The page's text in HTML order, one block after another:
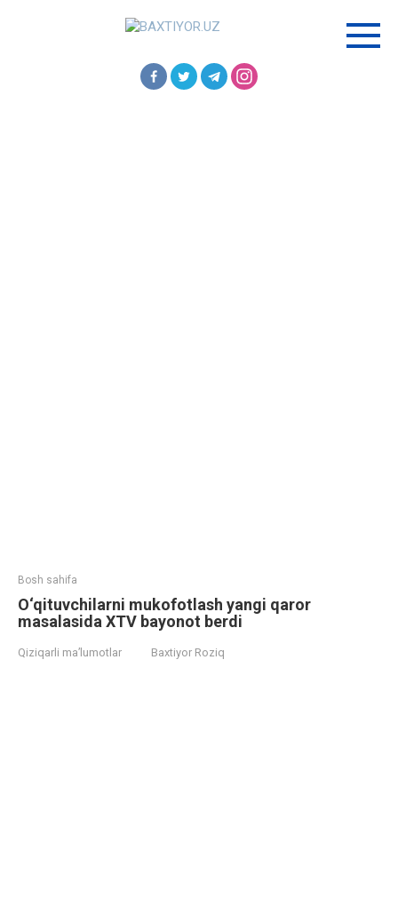
Bosh sahifa
O‘qituvchilarni mukofotlash yangi qaror
masalasida XTV bayonot berdi
Qiziqarli ma’lumotlar Baxtiyor Roziq